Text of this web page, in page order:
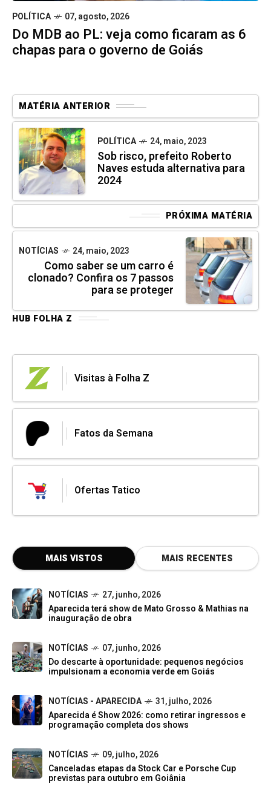
POLÍTICA 07, agosto, 2026
Do MDB ao PL: veja como ficaram as 6
chapas para o governo de Goiás
MATÉRIA ANTERIOR
POLÍTICA 24, maio, 2023
Sob risco, prefeito Roberto
Naves estuda alternativa para
2024
PRÓXIMA MATÉRIA
NOTÍCIAS 24, maio, 2023
Como saber se um carro é
clonado? Confira os 7 passos
para se proteger
HUB FOLHA Z
Visitas à Folha Z
Fatos da Semana
Ofertas Tatico
MAIS VISTOS MAIS RECENTES
NOTÍCIAS
27, junho, 2026
Aparecida terá show de Mato Grosso & Mathias na
inauguração de obra
NOTÍCIAS
07, junho, 2026
Do descarte à oportunidade: pequenos negócios
impulsionam a economia verde em Goiás
NOTÍCIAS - APARECIDA
31, julho, 2026
Aparecida é Show 2026: como retirar ingressos e
programação completa dos shows
NOTÍCIAS
09, julho, 2026
Canceladas etapas da Stock Car e Porsche Cup
previstas para outubro em Goiânia